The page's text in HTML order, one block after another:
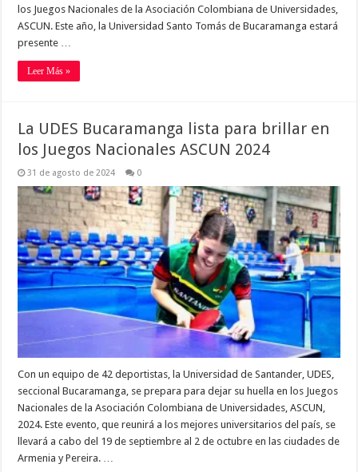
los Juegos Nacionales de la Asociación Colombiana de Universidades,
ASCUN. Este año, la Universidad Santo Tomás de Bucaramanga estará
presente …
Leer Más »
La UDES Bucaramanga lista para brillar en
los Juegos Nacionales ASCUN 2024
31 de agosto de 2024 0
Con un equipo de 42 deportistas, la Universidad de Santander, UDES,
seccional Bucaramanga, se prepara para dejar su huella en los Juegos
Nacionales de la Asociación Colombiana de Universidades, ASCUN,
2024. Este evento, que reunirá a los mejores universitarios del país, se
llevará a cabo del 19 de septiembre al 2 de octubre en las ciudades de
Armenia y Pereira. …